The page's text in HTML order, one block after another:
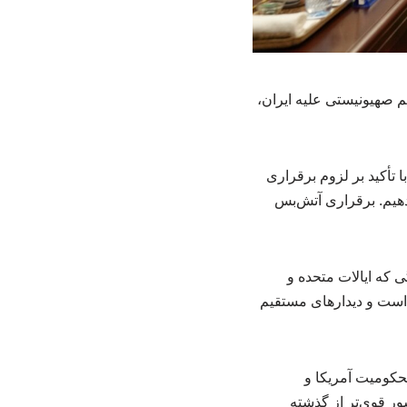
صهیونیستی علیه ایران،
بر لزوم برقراری
برقراری آتش‌بس
که ایالات متحده و
است و دیدارهای مستقیم
آمریکا و
قوی‌تر از گذشته